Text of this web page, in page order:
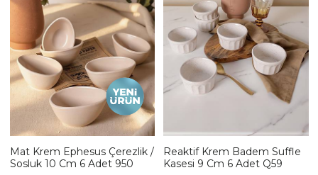
Mat Krem Ephesus Çerezlik /
Sosluk 10 Cm 6 Adet 950
Reaktif Krem Badem Suffle
Kasesi 9 Cm 6 Adet Q59